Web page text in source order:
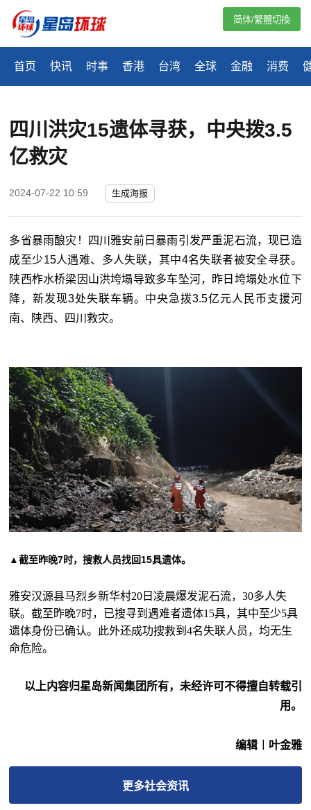
首页 快讯 时事 香港 台湾 全球 金融 消费
简体/繁體切換
四川洪灾15遗体寻获，中央拨3.5
亿救灾
2024-07-22 10:59 生成海报
多省暴雨酿灾！四川雅安前日暴雨引发严重泥石流，现已造
成至少15人遇难、多人失联，其中4名失联者被安全寻获。
陕西柞水桥梁因山洪垮塌导致多车坠河，昨日垮塌处水位下
降，新发现3处失联车辆。中央急拨3.5亿元人民币支援河
南、陕西、四川救灾。
▲截至昨晚7时，搜救人员找回15具遗体。
雅安汉源县马烈乡新华村20日凌晨爆发泥石流，30多人失
联。截至昨晚7时，已搜寻到遇难者遗体15具，其中至少5具
遗体身份已确认。此外还成功搜救到4名失联人员，均无生
命危险。
以上内容归星岛新闻集团所有，未经许可不得擅自转载引
用。
编辑︱叶金雅
更多社会资讯